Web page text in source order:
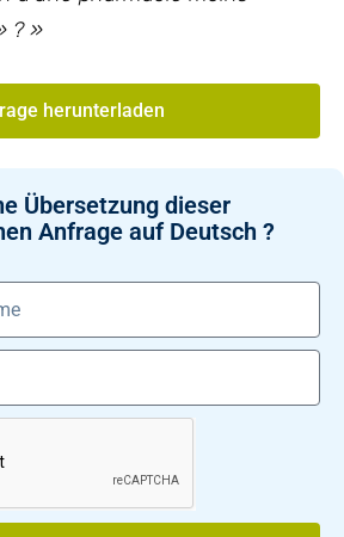
? »
herunterladen
Übersetzung dieser
Anfrage auf Deutsch ?